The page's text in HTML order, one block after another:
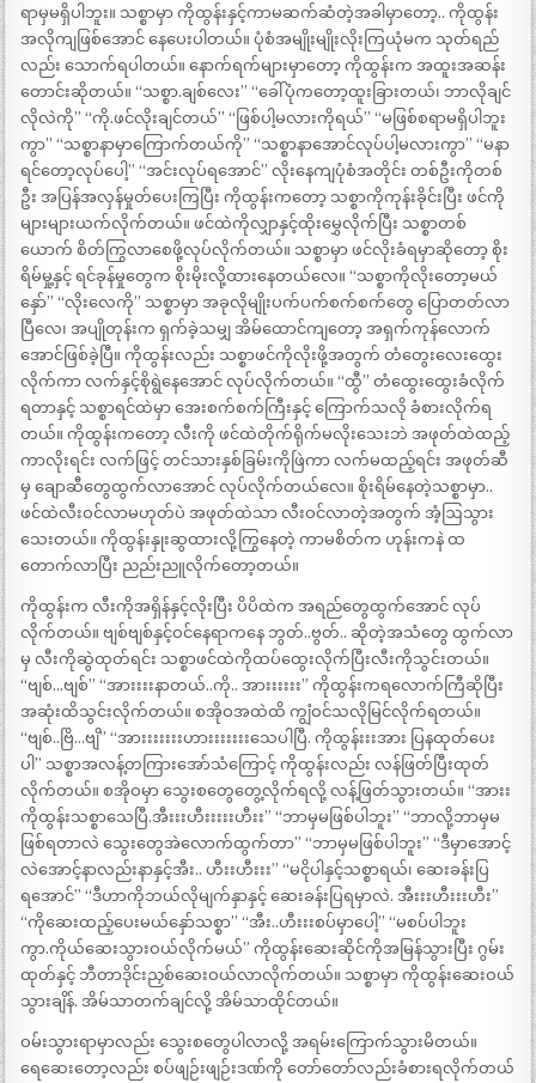
ရာမှမရှိပါဘူး။ သစ္စာမှာ ကိုထွန်းနှင့်ကာမဆက်ဆံတဲ့အခါမှာတော့.. ကိုထွန်း
အလိုကျဖြစ်အောင် နေပေးပါတယ်။ ပုံစံအမျိုးမျိုးလိုးကြယုံမက သုတ်ရည်
လည်း သောက်ရပါတယ်။ နောက်ရက်များမှာတော့ ကိုထွန်းက အထူးအဆန်း
တောင်းဆိုတယ်။ “သစ္စာ.ချစ်လေး” “ခေါ်ပုံကတော့ထူးခြားတယ်၊ ဘာလိုချင်
လိုလဲကို” “ကို.ဖင်လိုးချင်တယ်” “ဖြစ်ပါ့မလားကိုရယ်” “မဖြစ်စရာမရှိပါဘူး
ကွာ” “သစ္စာနာမှာကြောက်တယ်ကို” “သစ္စာနာအောင်လုပ်ပါ့မလားကွာ” “မနာ
ရင်တော့လုပ်ပေါ့” “အင်းလုပ်ရအောင်” လိုးနေကျပုံစံအတိုင်း တစ်ဦးကိုတစ်
ဦး အပြန်အလှန်မှုတ်ပေးကြပြီး ကိုထွန်းကတော့ သစ္စာကိုကုန်းခိုင်းပြီး ဖင်ကို
များများယက်လိုက်တယ်။ ဖင်ထဲကိုလျှာနှင့်ထိုးမွှေလိုက်ပြီး သစ္စာတစ်
ယောက် စိတ်ကြွလာစေဖို့လုပ်လိုက်တယ်။ သစ္စာမှာ ဖင်လိုးခံရမှာဆိုတော့ စိုး
ရိမ်မှု့နှင့် ရင်ခုန်မှုတွေက စိုးမိုးလို့ထားနေတယ်လေ။ “သစ္စာကိုလိုးတော့မယ်
နှော်” “လိုးလေကို” သစ္စာမှာ အခုလိုမျိုးပက်ပက်စက်စက်တွေ ပြောတတ်လာ
ပြီလေ၊ အပျိုတုန်းက ရှက်ခဲ့သမျှ အိမ်ထောင်ကျတော့ အရှက်ကုန်လောက်
အောင်ဖြစ်ခဲ့ပြီ။ ကိုထွန်းလည်း သစ္စာဖင်ကိုလိုးဖို့အတွက် တံတွေးလေးထွေး
လိုက်ကာ လက်နှင့်စိုရွဲနေအောင် လုပ်လိုက်တယ်။ “ထွီ” တံထွေးထွေးခံလိုက်
ရတာနှင့် သစ္စာရင်ထဲမှာ အေးစက်စက်ကြီးနှင့် ကြောက်သလို ခံစားလိုက်ရ
တယ်။ ကိုထွန်းကတော့ လီးကို ဖင်ထဲတိုက်ရိုက်မလိုးသေးဘဲ အဖုတ်ထဲထည့်
ကာလိုးရင်း လက်ဖြင့် တင်သားနှစ်ခြမ်းကိုဖြဲကာ လက်မထည့်ရင်း အဖုတ်ဆီ
မှ ချောဆီတွေထွက်လာအောင် လုပ်လိုက်တယ်လေ။ စိုးရိမ်နေတဲ့သစ္စာမှာ..
ဖင်ထဲလီးဝင်လာမဟုတ်ပဲ အဖုတ်ထဲသာ လီးဝင်လာတဲ့အတွက် အံ့ဩသွား
သေးတယ်။ ကိုထွန်းနှုးဆွထားလို့ကြွနေတဲ့ ကာမစိတ်က ဟုန်းကနဲ ထ
တောက်လာပြီး ညည်းညူလိုက်တော့တယ်။
ကိုထွန်းက လီးကိုအရှိန်နှင့်လိုးပြီး ပိပိထဲက အရည်တွေထွက်အောင် လုပ်
လိုက်တယ်။ ဗျစ်ဗျစ်နှင့်ဝင်နေရာကနေ ဘွတ်..ဗွတ်.. ဆိုတဲ့အသံတွေ ထွက်လာ
မှ လီးကိုဆွဲထုတ်ရင်း သစ္စာဖင်ထဲကိုထပ်ထွေးလိုက်ပြီးလီးကိုသွင်းတယ်။
“ဗျစ်…ဗျစ်” “အားးးးနာတယ်..ကို.. အားးးးးး” ကိုထွန်းကရလောက်ကြီဆိုပြီး
အဆုံးထိသွင်းလိုက်တယ်။ စအိုဝအထဲထိ ကျွံဝင်သလိုမြင်လိုက်ရတယ်။
“ဗျစ်..ဗြိ…ဗျိ” “အားးးးးးးဟားးးးးးးသေပါပြီ. ကိုထွန်းးးအား ပြနထုတ်ပေး
ပါ” သစ္စာအလန့်တကြားအော်သံကြောင့် ကိုထွန်းလည်း လန်ဖြတ်ပြီးထုတ်
လိုက်တယ်။ စအိုဝမှာ သွေးစတွေတွေ့လိုက်ရလို့ လန့်ဖြတ်သွားတယ်။ “အားး
ကိုထွန်းသစ္စာသေပြီ.အီးးးဟီးးးးးဟီးး” “ဘာမှမဖြစ်ပါဘူး” “ဘာလို့ဘာမှမ
ဖြစ်ရတာလဲ သွေးတွေအဲလောက်ထွက်တာ” “ဘာမှမဖြစ်ပါဘူး” “ဒီမှာအောင့်
လဲအောင့်နာလည်းနာနှင့်အီး.. ဟီးးဟီးးး” “မငိုပါနှင့်သစ္စာရယ်၊ ဆေးခန်းပြ
ရအောင်” “ဒီဟာကိုဘယ်လိုမျက်နှာနှင့် ဆေးခန်းပြရမှာလဲ. အီးးးဟီးးးဟီး”
“ကိုဆေးထည့်ပေးမယ်နှော်သစ္စာ” “အီး..ဟီးးးစပ်မှာပေါ့” “မစပ်ပါဘူး
ကွာ.ကိုယ်ဆေးသွားဝယ်လိုက်မယ်” ကိုထွန်းဆေးဆိုင်ကိုအမြန်သွားပြီး ဂွမ်း
ထုတ်နှင့် ဘီတာဒိုင်းညှစ်ဆေးဝယ်လာလိုက်တယ်။ သစ္စာမှာ ကိုထွန်းဆေးဝယ်
သွားချိန်. အိမ်သာတက်ချင်လို့ အိမ်သာထိုင်တယ်။
ဝမ်းသွားရာမှာလည်း သွေးစတွေပါလာလို့ အရမ်းကြောက်သွားမိတယ်။
ရေဆေးတော့လည်း စပ်ဖျဉ်းဖျဉ်းဒဏ်ကို တော်တော်လည်းခံစားရလိုက်တယ်